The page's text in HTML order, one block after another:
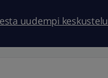
uudempi keskustelu